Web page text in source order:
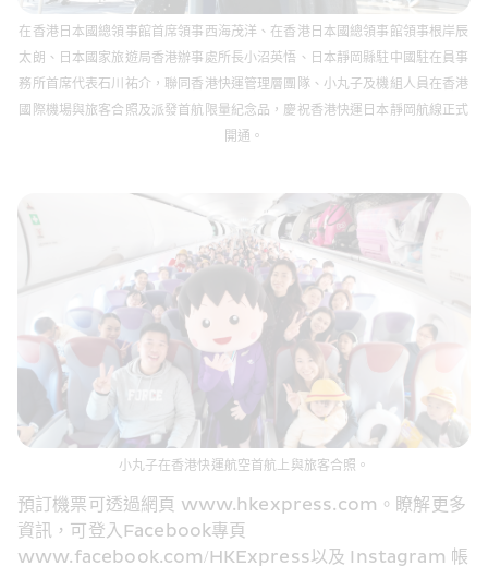
在香港日本國總領事館首席領事西海茂洋、在香港日本國總領事館領事根岸辰
太朗、日本國家旅遊局香港辦事處所長小沼英悟、日本靜岡縣駐中國駐在員事
務所首席代表石川祐介，聯同香港快運管理層團隊、小丸子及機組人員在香港
國際機場與旅客合照及派發首航限量紀念品，慶祝香港快運日本靜岡航線正式
開通。
小丸子在香港快運航空首航上與旅客合照。
預訂機票可透過網頁 www.hkexpress.com。瞭解更多
資訊，可登入Facebook專頁
www.facebook.com/HKExpress以及 Instagram 帳